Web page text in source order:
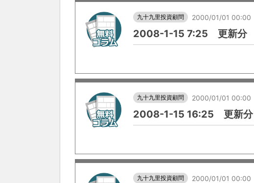
九十九里投資顧問 2000/01/01 00:00
2008-1-15 7:25 更新分
九十九里投資顧問 2000/01/01 00:00
2008-1-15 16:25 更新分
九十九里投資顧問 2000/01/01 00:00